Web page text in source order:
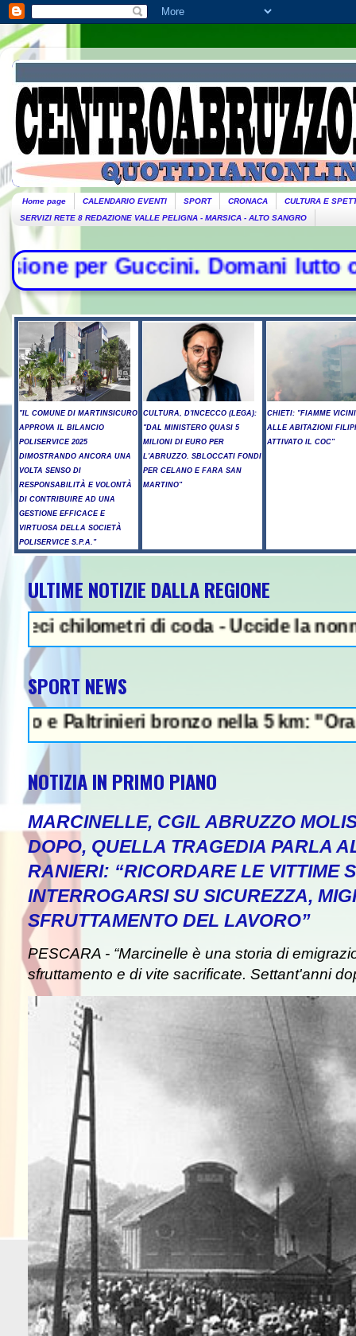
Home page CALENDARIO EVENTI SPORT CRONACA
CULTURA E
SERVIZI RETE 8 REDAZIONE VALLE PELIGNA - MARSICA - ALTO SANGRO
Domani lutto
"IL COMUNE DI MARTINSICURO
APPROVA IL BILANCIO
POLISERVICE 2025
DIMOSTRANDO ANCORA UNA
VOLTA SENSO DI
RESPONSABILITÀ E VOLONTÀ
DI CONTRIBUIRE AD UNA
GESTIONE EFFICACE E
VIRTUOSA DELLA SOCIETÀ
POLISERVICE S.P.A."
CULTURA, D'INCECCO (LEGA):
"DAL MINISTERO QUASI 5
MILIONI DI EURO PER
L'ABRUZZO. SBLOCCATI FONDI
PER CELANO E FARA SAN
MARTINO"
CHIETI: "FIAMME
ALLE ABITAZIONI
ATTIVATO IL COC"
ULTIME NOTIZIE DALLA REGIONE
di coda - Uccide la nonna a
SPORT NEWS
bronzo nella 5 km: "Ora ci
NOTIZIA IN PRIMO PIANO
MARCINELLE, CGIL ABRUZZO
DOPO, QUELLA TRAGEDIA PARLA
RANIERI: “RICORDARE LE VITTIME
INTERROGARSI SU SICUREZZA,
SFRUTTAMENTO DEL LAVORO”
PESCARA - “Marcinelle è una storia di
sfruttamento e di vite sacrificate. Settant'anni
NEWS IN EVIDENZA -